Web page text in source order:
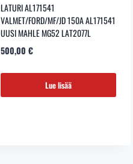
LATURI AL171541
VALMET/FORD/MF/JD 150A AL171541
UUSI MAHLE MG52 LAT2077L
500,00 €
Lue lisää